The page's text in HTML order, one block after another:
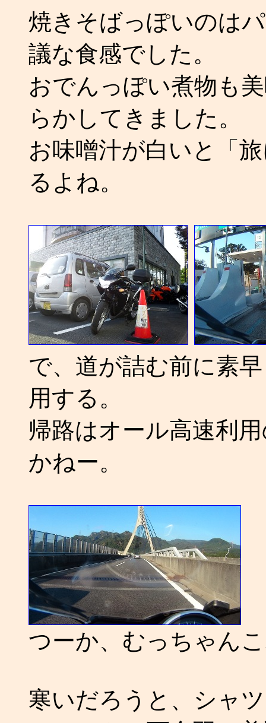
焼きそばっぽいのは
議な食感でした。
おでんっぽい煮物も
らかしてきました。
お味噌汁が白いと「
るよね。
で、道が詰む前に素
用する。
帰路はオール高速利
かねー。
つーか、むっちゃん
寒いだろうと、シャ